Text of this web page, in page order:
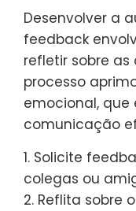
Desenvolver a
feedback
refletir sobre as
processo
emocional,
comunicação
1. Solicite
colegas ou
2. Reflita sobre